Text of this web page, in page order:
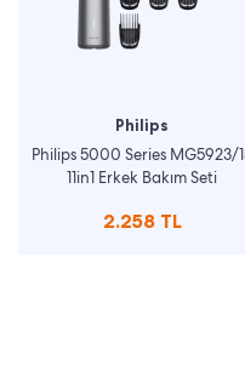
Philips
Philips 5000 Series MG5923/
11in1 Erkek Bakım Seti
2.258 TL